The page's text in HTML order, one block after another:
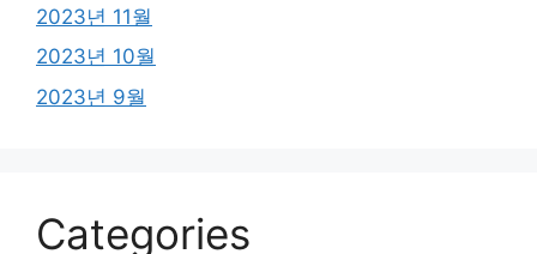
2023년 11월
2023년 10월
2023년 9월
Categories